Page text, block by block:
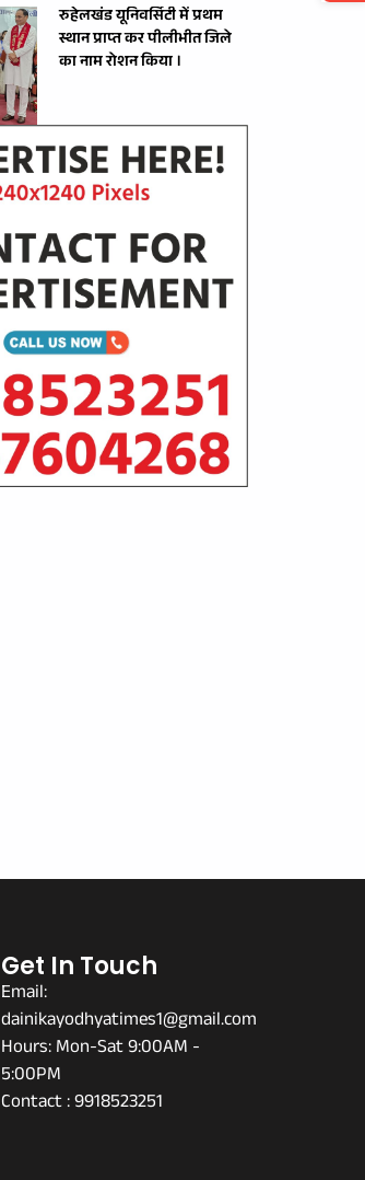
रुहेलखंड यूनिवर्सिटी में प्रथम
स्थान प्राप्त कर पीलीभीत जिले
का नाम रोशन किया ।
Get In Touch
Email:
dainikayodhyatimes1@gmail.com
Hours: Mon-Sat 9:00AM -
5:00PM
Contact : 9918523251